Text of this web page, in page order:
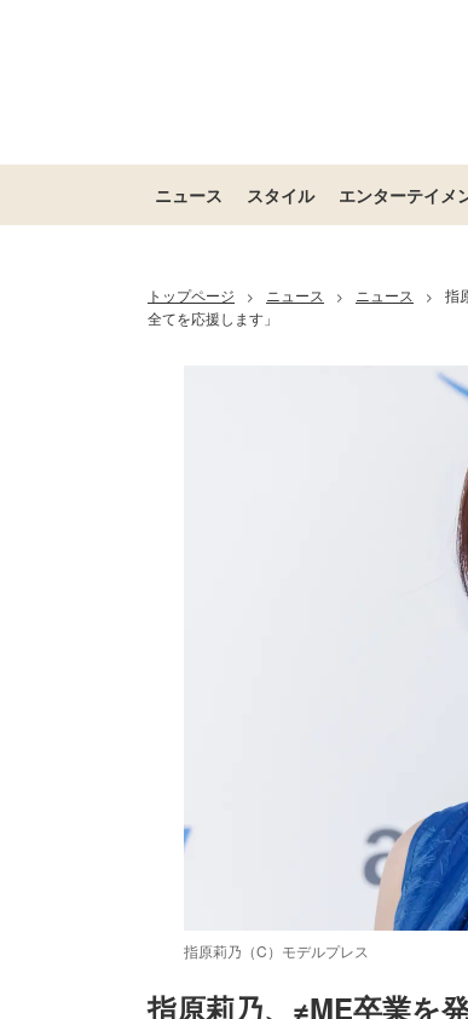
ニュース スタイル エンターテイメ
トップページ > ニュース > ニュース >
指
全てを応援します」
指原莉乃（C）モデルプレス
指原莉乃、≠ME卒業を